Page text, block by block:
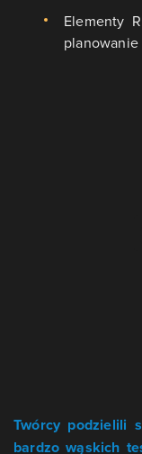
Elementy
Twórcy podzielili
bardzo wąskich